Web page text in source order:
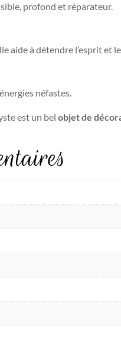
profond et réparateur.
aide à détendre l’esprit et
néfastes.
est un bel objet de